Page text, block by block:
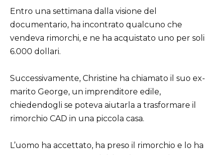
Entro una settimana dalla visione del
documentario, ha incontrato qualcuno che
vendeva rimorchi, e ne ha acquistato uno per soli
6.000 dollari.
Successivamente, Christine ha chiamato il suo ex-
marito George, un imprenditore edile,
chiedendogli se poteva aiutarla a trasformare il
rimorchio CAD in una piccola casa.
L’uomo ha accettato, ha preso il rimorchio e lo ha